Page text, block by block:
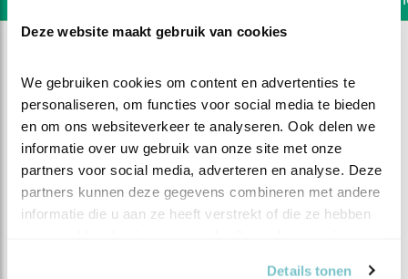
Deze website maakt gebruik van cookies
We gebruiken cookies om content en advertenties te
personaliseren, om functies voor social media te bieden
en om ons websiteverkeer te analyseren. Ook delen we
informatie over uw gebruik van onze site met onze
partners voor social media, adverteren en analyse. Deze
partners kunnen deze gegevens combineren met andere
informatie die u aan ze heeft verstrekt of die ze hebben
Details tonen